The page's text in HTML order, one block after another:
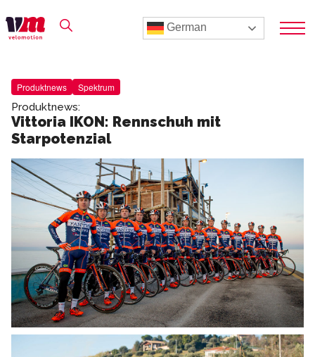
German
Produktnews Spektrum
Produktnews:
Vittoria IKON: Rennschuh mit
Starpotenzial